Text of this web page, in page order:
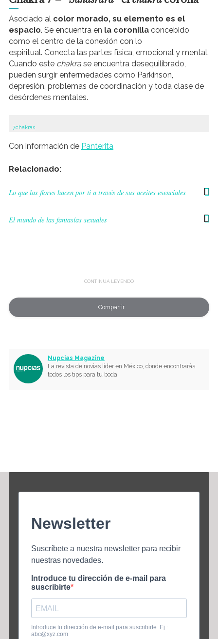
Asociado al color morado, su elemento es el
espacio. Se encuentra en la coronilla concebido
como el centro de la conexión con lo
espiritual. Conecta las partes física, emocional y mental.
Cuando este chakra se encuentra desequilibrado,
pueden surgir enfermedades como Parkinson,
depresión, problemas de coordinación y toda clase de
desórdenes mentales.
7chakras
Con información de Panterita
Relacionado:
Lo que las flores hacen por ti a través de sus aceites esenciales
El mundo de las fantasías sexuales
Compartir
Nupcias Magazine
La revista de novias líder en México, donde encontrarás
todos los tips para tu boda.